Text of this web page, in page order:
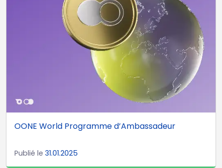
OONE World Programme d’Ambassadeur
Publié le 31.01.2025